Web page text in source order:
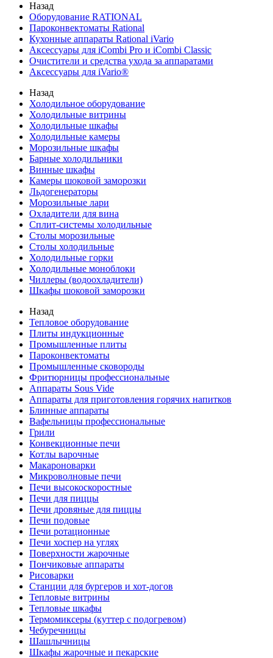
Назад
Оборудование RATIONAL
Пароконвектоматы Rational
Кухонные аппараты Rational iVario
Аксессуары для iCombi Pro и iCombi Classic
Очистители и средства ухода за аппаратами
Аксессуары для iVario®
Назад
Холодильное оборудование
Холодильные витрины
Холодильные шкафы
Холодильные камеры
Морозильные шкафы
Барные холодильники
Винные шкафы
Камеры шоковой заморозки
Льдогенераторы
Морозильные лари
Охладители для вина
Сплит-системы холодильные
Столы морозильные
Столы холодильные
Холодильные горки
Холодильные моноблоки
Чиллеры (водоохладители)
Шкафы шоковой заморозки
Назад
Тепловое оборудование
Плиты индукционные
Промышленные плиты
Пароконвектоматы
Промышленные сковороды
Фритюрницы профессиональные
Аппараты Sous Vide
Аппараты для приготовления горячих напитков
Блинные аппараты
Вафельницы профессиональные
Грили
Конвекционные печи
Котлы варочные
Макароноварки
Микроволновые печи
Печи высокоскоростные
Печи для пиццы
Печи дровяные для пиццы
Печи подовые
Печи ротационные
Печи хоспер на углях
Поверхности жарочные
Пончиковые аппараты
Рисоварки
Станции для бургеров и хот-догов
Тепловые витрины
Тепловые шкафы
Термомиксеры (куттер с подогревом)
Чебуречницы
Шашлычницы
Шкафы жарочные и пекарские